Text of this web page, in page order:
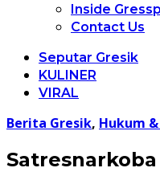
Inside
Contact Us
Seputar Gresik
KULINER
VIRAL
Berita Gresik, Hukum